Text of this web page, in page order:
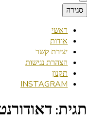
B.✨Shopipal
✦ Vegan ✦ Travel
סגירה
ראשי
אודות
יצירת קשר
הצהרת נגישות
תקנון
INSTAGRAM
תגית: